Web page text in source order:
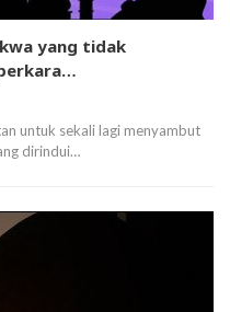
yang tidak
untuk sekali lagi menyambut
dirindui…